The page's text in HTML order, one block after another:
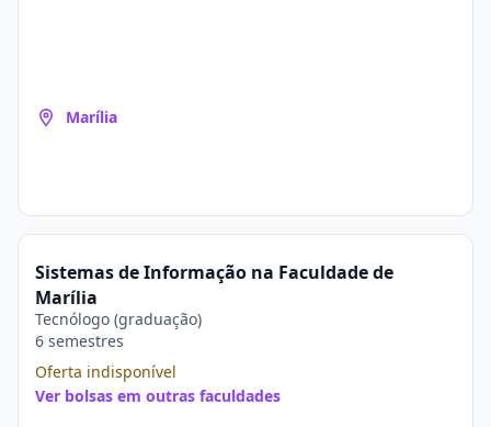
Marília
Sistemas de Informação na Faculdade de
Marília
Tecnólogo (graduação)
6 semestres
Oferta indisponível
Ver bolsas em outras faculdades